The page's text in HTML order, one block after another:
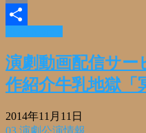
Email
共
有
演劇動画配信サー
作紹介牛乳地獄「
2014年11月11日